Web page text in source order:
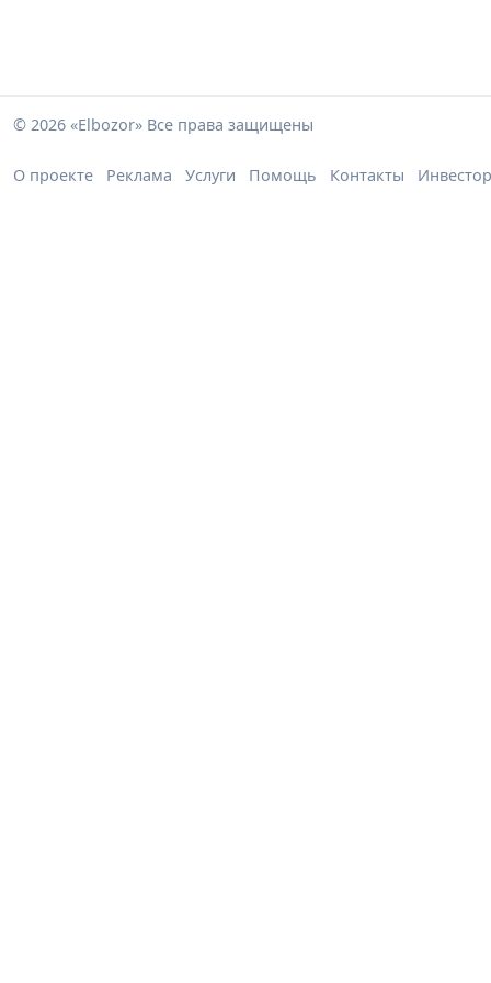
© 2026 «Elbozor» Все права защищены
О проекте Реклама Услуги Помощь Контакты